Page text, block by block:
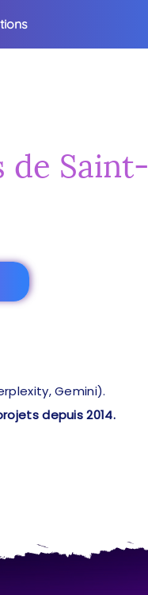
de Saint-
Gemini).
depuis 2014.